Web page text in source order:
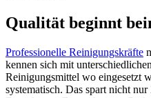
Qualität beginnt
Professionelle Reinigungskräfte
kennen sich mit
Reinigungsmittel wo eingesetzt
systematisch. Das spart nicht